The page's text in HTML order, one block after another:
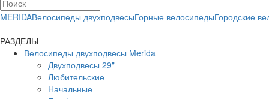
MERIDAВелосипеды двухподвесыГорные велосипедыГородские
РАЗДЕЛЫ
Велосипеды двухподвесы Merida
Двухподвесы 29"
Любительские
Начальные